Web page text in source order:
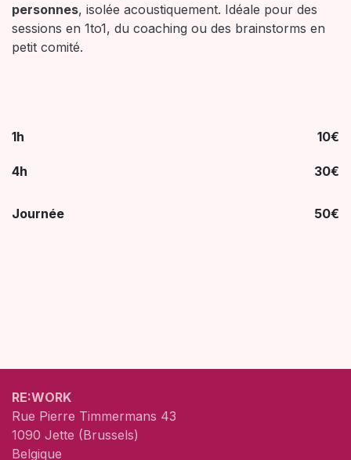
personnes, isolée acoustiquement. Idéale pour des
sessions en 1to1, du coaching ou des brainstorms en
petit comité.
1h 10€
4h 30€
Journée 50€
RE:WORK
Rue Pierre Timmermans 43
1090 Jette (Brussels)
Belgique